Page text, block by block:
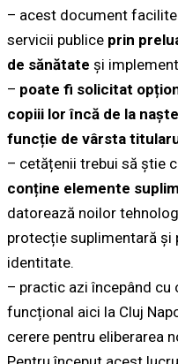
– acest document
servicii publice prin
de sănătate și
– poate fi solicitat
copiii lor încă de la
funcție de vârsta
– cetățenii trebui să știe
conține elemente
datorează noilor
protecție suplimentară
identitate.
– practic azi începând
funcțional aici la Cluj
cerere pentru eliberarea